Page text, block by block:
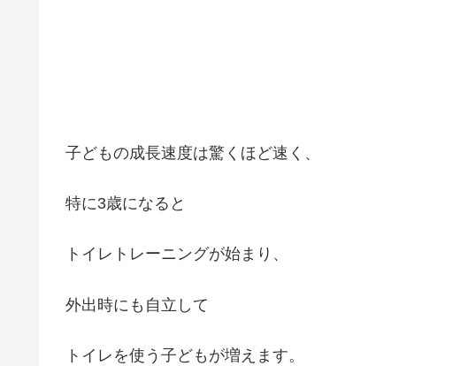
子どもの成長速度は驚くほど速く、
特に3歳になると
トイレトレーニングが始まり、
外出時にも自立して
トイレを使う子どもが増えます。